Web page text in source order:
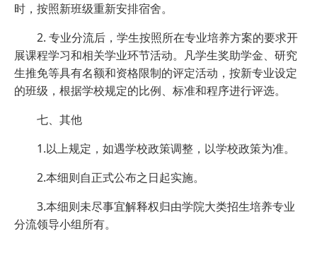
时，按照新班级重新安排宿舍。
2. 专业分流后，学生按照所在专业培养方案的要求开
展课程学习和相关学业环节活动。凡学生奖助学金、研究
生推免等具有名额和资格限制的评定活动，按新专业设定
的班级，根据学校规定的比例、标准和程序进行评选。
七、其他
1.以上规定，如遇学校政策调整，以学校政策为准。
2.本细则自正式公布之日起实施。
3.本细则未尽事宜解释权归由学院大类招生培养专业
分流领导小组所有。